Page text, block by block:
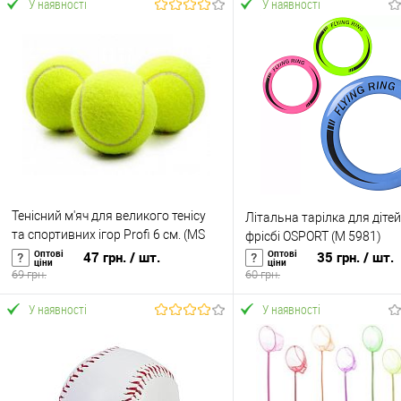
У наявності
Тенісний м'яч для великого тенісу
та спортивних ігор Profi 6 см. (MS
1178-1)
Оптові
ціни 47 грн. / шт.
69 грн.
Купити в 1 клік
До
порівняння
У наявності
Літальна тарілка для
фрісбі OSPORT (M ​​5981)
Оптові
ціни 35 грн. / шт.
60 грн.
У кошик
Купити в 1 клік
До
У наявності У наявності